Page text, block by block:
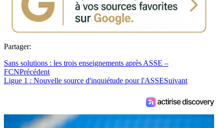
Partager:
Sans solutions : les trois enseignements après ASSE –
FCNPrécédent
Ligue 1 : Nouvelle source d'inquiétude pour l'ASSESuivant